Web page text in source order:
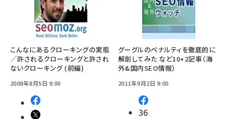
こんなにあるクローキングの実態
／許されるクローキングと許され
ないクローキング (前編)
2008年8月5日 9:00
グーグルのペナルティを徹底的に
解剖してみた など10+2記事（海
外&国内SEO情報）
2011年9月2日 9:00
36